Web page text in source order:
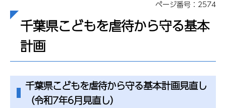
ページ番号：2574
千葉県こどもを虐待から守る基本
計画
千葉県こどもを虐待から守る基本計画見直し
（令和7年6月見直し）